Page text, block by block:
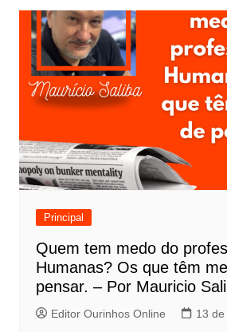
Principal
Quem tem medo do
Humanas? Os que têm
pensar. – Por Mauricio
Editor Ourinhos Online 13